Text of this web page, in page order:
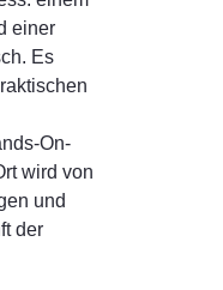
einer
Es
On-
wird von
und
der